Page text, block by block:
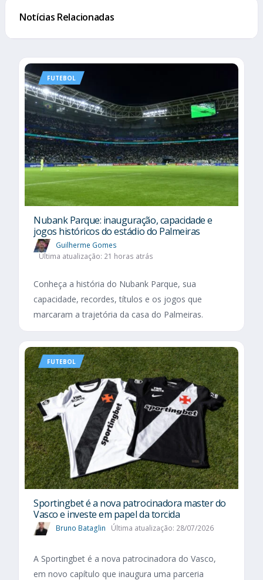
Notícias Relacionadas
FUTEBOL
Nubank Parque: inauguração, capacidade e
jogos históricos do estádio do Palmeiras
Guilherme Gomes
Última atualização: 21 horas atrás
Conheça a história do Nubank Parque, sua
capacidade, recordes, títulos e os jogos que
marcaram a trajetória da casa do Palmeiras.
FUTEBOL
Sportingbet é a nova patrocinadora master do
Vasco e investe em papel da torcida
Bruno Bataglin Última atualização: 28/07/2026
A Sportingbet é a nova patrocinadora do Vasco,
em novo capítulo que inaugura uma parceria